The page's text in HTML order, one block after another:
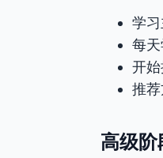
学习
每
开
推
高级阶